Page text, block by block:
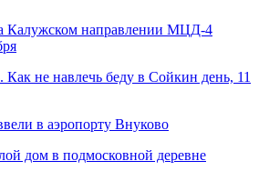
Калужском направлении МЦД-4
не навлечь беду в Сойкин день, 11
в аэропорту Внуково
дом в подмосковной деревне